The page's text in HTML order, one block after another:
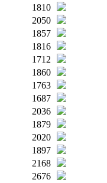
1810
2050
1857
1816
1712
1860
1763
1687
2036
1879
2020
1897
2168
2676